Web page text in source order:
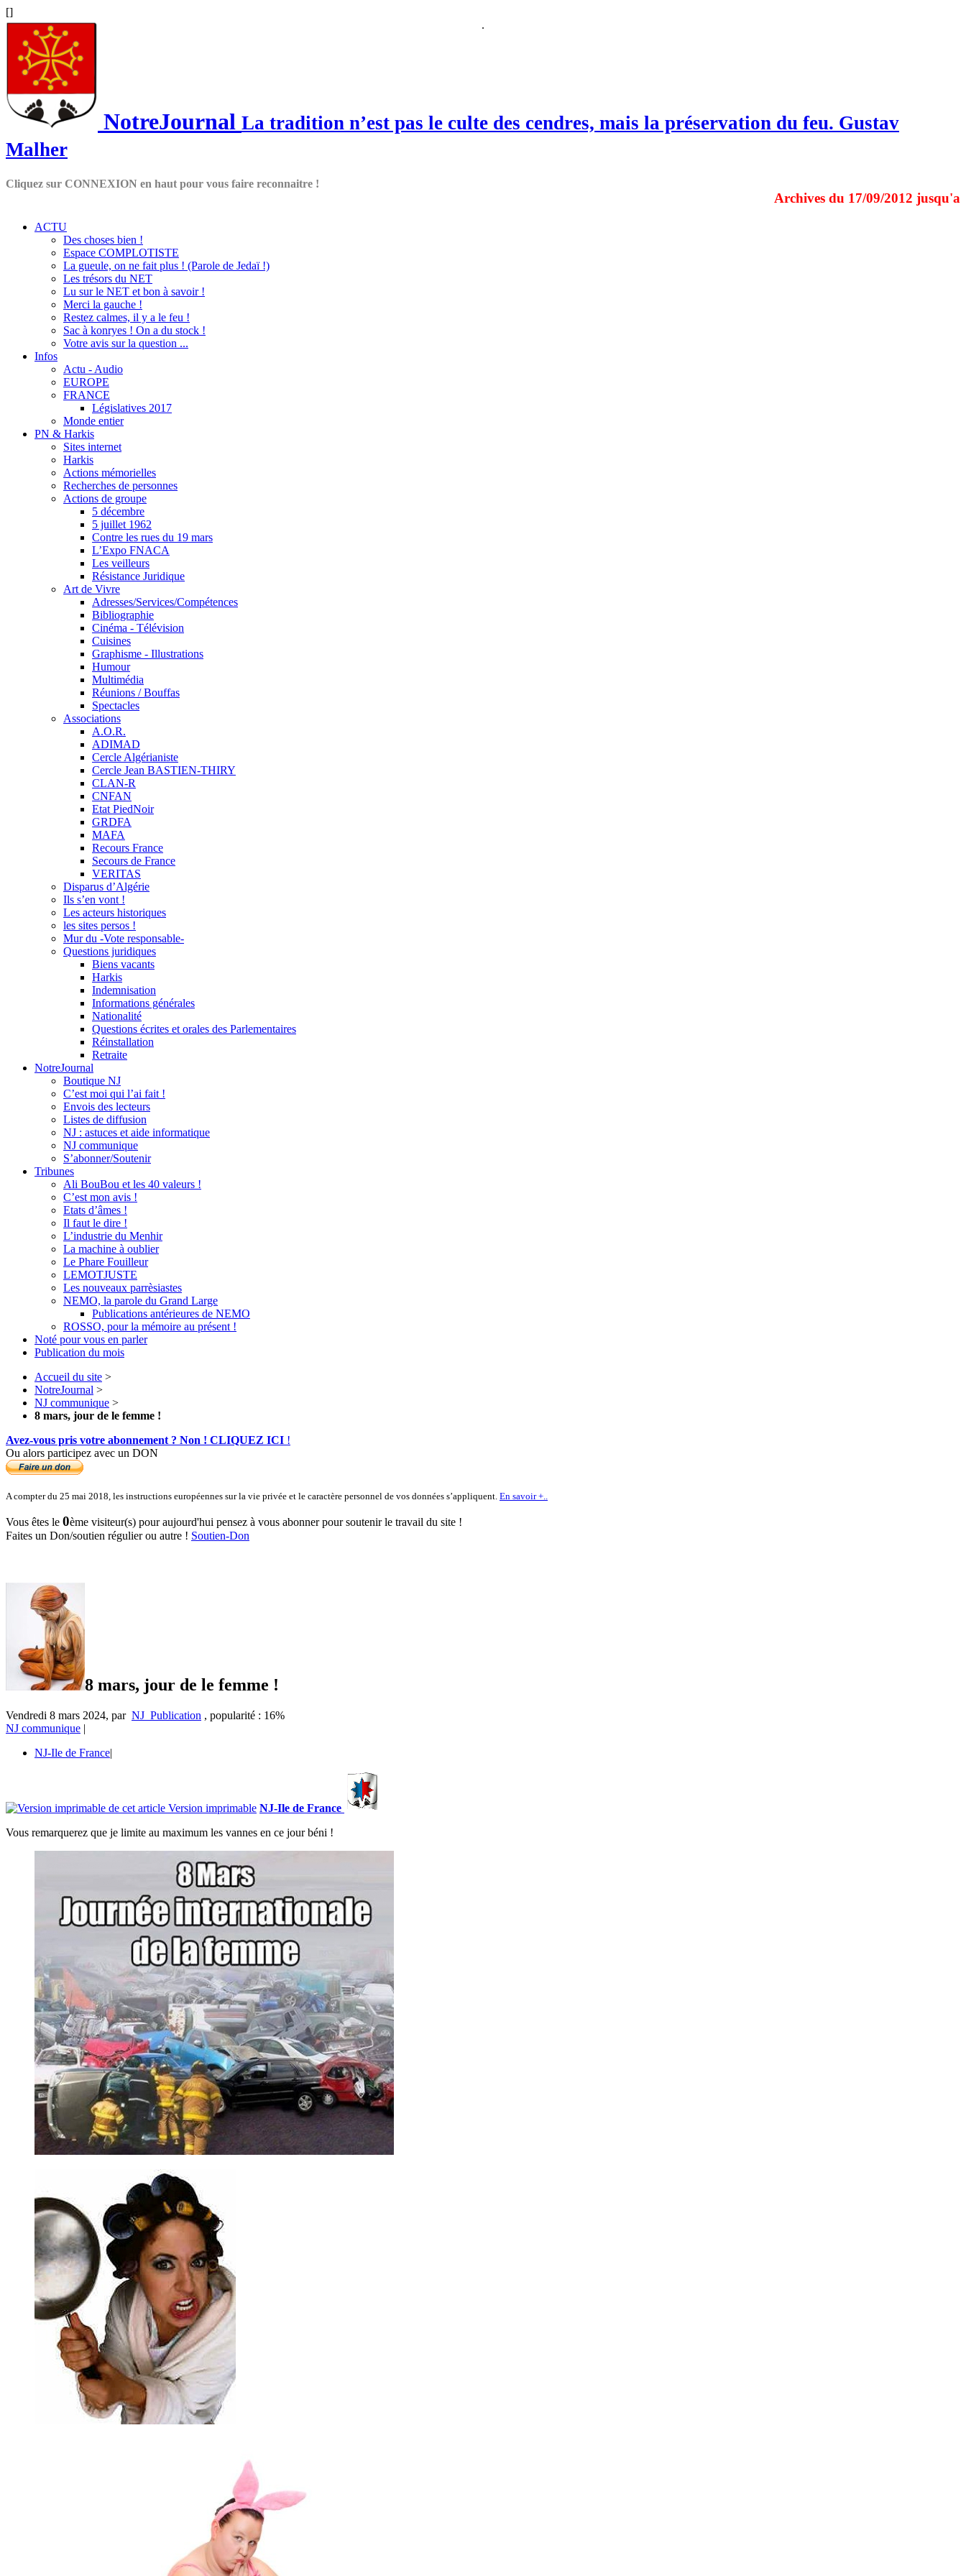
[]
.
NotreJournal La tradition n’est pas le culte des cendres, mais la préservation du feu. Gustav
Malher
Cliquez sur CONNEXION en haut pour vous faire reconnaitre !
Archives du 17/09/2012 jusqu'au
ACTU
Des choses bien !
Espace COMPLOTISTE
La gueule, on ne fait plus ! (Parole de Jedaï !)
Les trésors du NET
Lu sur le NET et bon à savoir !
Merci la gauche !
Restez calmes, il y a le feu !
Sac à konryes ! On a du stock !
Votre avis sur la question ...
Infos
Actu - Audio
EUROPE
FRANCE
Législatives 2017
Monde entier
PN & Harkis
Sites internet
Harkis
Actions mémorielles
Recherches de personnes
Actions de groupe
5 décembre
5 juillet 1962
Contre les rues du 19 mars
L’Expo FNACA
Les veilleurs
Résistance Juridique
Art de Vivre
Adresses/Services/Compétences
Bibliographie
Cinéma - Télévision
Cuisines
Graphisme - Illustrations
Humour
Multimédia
Réunions / Bouffas
Spectacles
Associations
A.O.R.
ADIMAD
Cercle Algérianiste
Cercle Jean BASTIEN-THIRY
CLAN-R
CNFAN
Etat PiedNoir
GRDFA
MAFA
Recours France
Secours de France
VERITAS
Disparus d’Algérie
Ils s’en vont !
Les acteurs historiques
les sites persos !
Mur du -Vote responsable-
Questions juridiques
Biens vacants
Harkis
Indemnisation
Informations générales
Nationalité
Questions écrites et orales des Parlementaires
Réinstallation
Retraite
NotreJournal
Boutique NJ
C’est moi qui l’ai fait !
Envois des lecteurs
Listes de diffusion
NJ : astuces et aide informatique
NJ communique
S’abonner/Soutenir
Tribunes
Ali BouBou et les 40 valeurs !
C’est mon avis !
Etats d’âmes !
Il faut le dire !
L’industrie du Menhir
La machine à oublier
Le Phare Fouilleur
LEMOTJUSTE
Les nouveaux parrèsiastes
NEMO, la parole du Grand Large
Publications antérieures de NEMO
ROSSO, pour la mémoire au présent !
Noté pour vous en parler
Publication du mois
Accueil du site >
NotreJournal >
NJ communique >
8 mars, jour de le femme !
Avez-vous pris votre abonnement ? Non ! CLIQUEZ ICI !
Ou alors participez avec un DON
A compter du 25 mai 2018, les instructions européennes sur la vie privée et le caractère personnel de vos données s’appliquent. En savoir +..
Vous êtes le 0ème visiteur(s) pour aujourd'hui pensez à vous abonner pour soutenir le travail du site !
Faites un Don/soutien régulier ou autre ! Soutien-Don
8 mars, jour de le femme !
Vendredi 8 mars 2024, par NJ_Publication , popularité : 16%
NJ communique |
NJ-Ile de France|
Version imprimable NJ-Ile de France
Vous remarquerez que je limite au maximum les vannes en ce jour béni !